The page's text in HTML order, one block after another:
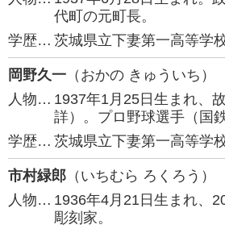
代町の元町長。
学歴… 茨城県立下妻第一高等学
岡野久一 （おかの きゅういち）
人物… 1937年1月25日生まれ、
詳）。プロ野球選手（国
学歴… 茨城県立下妻第一高等学
市村緑郎 （いちむら ろくろう）
人物… 1936年4月21日生まれ、
彫刻家。